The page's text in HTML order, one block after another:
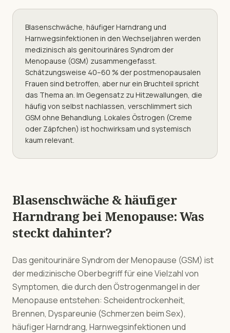
Blasenschwäche, häufiger Harndrang und
Harnwegsinfektionen in den Wechseljahren werden
medizinisch als genitourinäres Syndrom der
Menopause (GSM) zusammengefasst.
Schätzungsweise 40–60 % der postmenopausalen
Frauen sind betroffen, aber nur ein Bruchteil spricht
das Thema an. Im Gegensatz zu Hitzewallungen, die
häufig von selbst nachlassen, verschlimmert sich
GSM ohne Behandlung. Lokales Östrogen (Creme
oder Zäpfchen) ist hochwirksam und systemisch
kaum relevant.
Blasenschwäche & häufiger
Harndrangbei Menopause: Was
steckt dahinter?
Das genitourinäre Syndrom der Menopause (GSM) ist
der medizinische Oberbegriff für eine Vielzahl von
Symptomen, die durch den Östrogenmangel in der
Menopause entstehen: Scheidentrockenheit,
Brennen, Dyspareunie (Schmerzen beim Sex),
häufiger Harndrang, Harnwegsinfektionen und